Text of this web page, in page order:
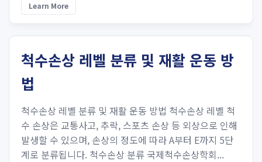
Learn More
척수손상 레벨 분류 및 재활 운동 방
법
척수손상 레벨 분류 및 재활 운동 방법 척수손상 레벨 척
수 손상은 교통사고, 추락, 스포츠 손상 등 외상으로 인해
발생할 수 있으며, 손상의 정도에 따라 A부터 E까지 5단
계로 분류됩니다. 척수손상 분류 국제척수손상학회...